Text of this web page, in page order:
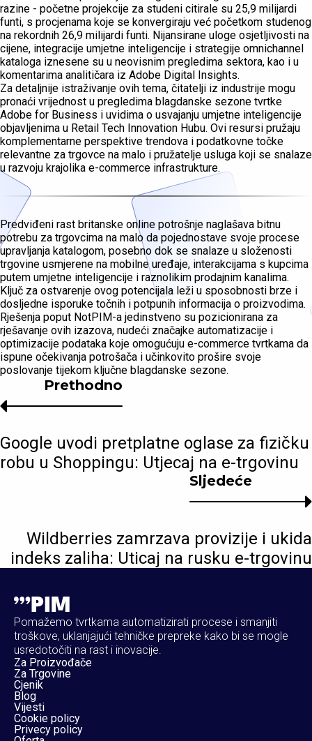
razine - početne projekcije za studeni citirale su 25,9 milijardi
funti, s procjenama koje se konvergiraju već početkom studenog
na rekordnih 26,9 milijardi funti. Nijansirane uloge osjetljivosti na
cijene, integracije umjetne inteligencije i strategije omnichannel
kataloga iznesene su u neovisnim pregledima sektora, kao i u
komentarima analitičara iz Adobe Digital Insights.
Za detaljnije istraživanje ovih tema, čitatelji iz industrije mogu
pronaći vrijednost u pregledima blagdanske sezone tvrtke
Adobe for Business i uvidima o usvajanju umjetne inteligencije
objavljenima u Retail Tech Innovation Hubu. Ovi resursi pružaju
komplementarne perspektive trendova i podatkovne točke
relevantne za trgovce na malo i pružatelje usluga koji se snalaze
u razvoju krajolika e-commerce infrastrukture.
Predviđeni rast britanske online potrošnje naglašava bitnu
potrebu za trgovcima na malo da pojednostave svoje procese
upravljanja katalogom, posebno dok se snalaze u složenosti
trgovine usmjerene na mobilne uređaje, interakcijama s kupcima
putem umjetne inteligencije i raznolikim prodajnim kanalima.
Ključ za ostvarenje ovog potencijala leži u sposobnosti brze i
dosljedne isporuke točnih i potpunih informacija o proizvodima.
Rješenja poput NotPIM-a jedinstveno su pozicionirana za
rješavanje ovih izazova, nudeći značajke automatizacije i
optimizacije podataka koje omogućuju e-commerce tvrtkama da
ispune očekivanja potrošača i učinkovito prošire svoje
poslovanje tijekom ključne blagdanske sezone.
Sljedeće
Wildberries zamrzava provizije i ukida
indeks zaliha: Uticaj na rusku e-trgovinu
Prethodno
Google uvodi pretplatne oglase za fizičku
robu u Shoppingu: Utjecaj na e-trgovinu
Pomažemo tvrtkama automatizirati procese i smanjiti
troškove, uklanjajući tehničke prepreke kako bi se mogle
usredotočiti na rast i inovacije.
Za Proizvođače
Za Trgovine
Cjenik
Blog
Vijesti
Cookie policy
Privecy policy